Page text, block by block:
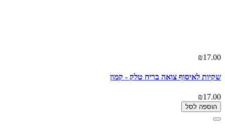
₪17.00
שקיות לאיסוף צואה בריח טלק - קמון
₪17.00
הוספה לסל